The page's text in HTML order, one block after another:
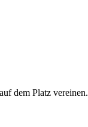
dem Platz vereinen.